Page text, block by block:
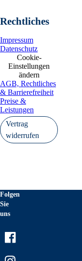
Rechtliches
Impressum
Datenschutz
Cookie-
Einstellungen
ändern
AGB, Rechtliches
& Barrierefreiheit
Preise &
Leistungen
Vertrag
widerrufen
Folgen
Sie
uns